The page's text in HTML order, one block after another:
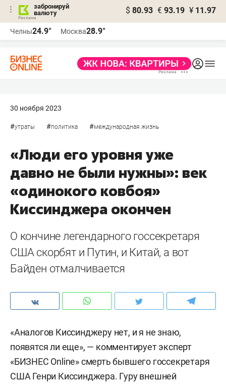
забронируй
валюту
$ 80.93 € 93.19 ¥ 11.97
Челны24.9° Москва28.9°
30 ноября 2023
#утраты #политика #международная жизнь
«Люди его уровня уже
давно не были нужны»: век
«одинокого ковбоя»
Киссинджера окончен
О кончине легендарного госсекретаря
США скорбят и Путин, и Китай, а вот
Байден отмалчивается
«Аналогов Киссинджеру нет, и я не знаю,
появятся ли еще», — комментирует эксперт
«БИЗНЕС Online» смерть бывшего госсекретаря
США Генри Киссинджера. Гуру внешней